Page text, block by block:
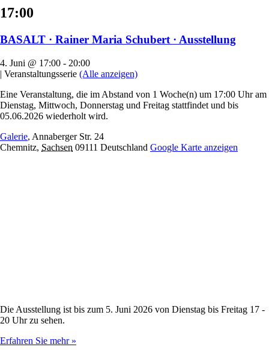
17:00
BASALT · Rainer Maria Schubert · Ausstellung
4. Juni @ 17:00 - 20:00
| Veranstaltungsserie (Alle anzeigen)
Eine Veranstaltung, die im Abstand von 1 Woche(n) um 17:00 Uhr am
Dienstag, Mittwoch, Donnerstag und Freitag stattfindet und bis
05.06.2026 wiederholt wird.
Galerie, Annaberger Str. 24
Chemnitz, Sachsen 09111 Deutschland Google Karte anzeigen
Die Ausstellung ist bis zum 5. Juni 2026 von Dienstag bis Freitag 17 -
20 Uhr zu sehen.
Erfahren Sie mehr »